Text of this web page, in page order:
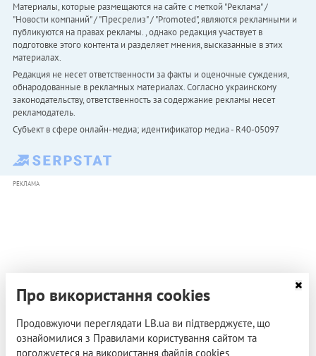
Материалы, которые размещаются на сайте с меткой "Реклама" /
"Новости компаний" / "Пресрелиз" / "Promoted", являются рекламными и
публикуются на правах рекламы. , однако редакция участвует в
подготовке этого контента и разделяет мнения, высказанные в этих
материалах.
Редакция не несет ответственности за факты и оценочные суждения,
обнародованные в рекламных материалах. Согласно украинскому
законодательству, ответственность за содержание рекламы несет
рекламодатель.
Субъект в сфере онлайн-медиа; идентификатор медиа - R40-05097
РЕКЛАМА
Про використання cookies
Продовжуючи переглядати LB.ua ви підтверджуєте, що
ознайомилися з Правилами користування сайтом та
погоджуєтеся на використання файлів cookies